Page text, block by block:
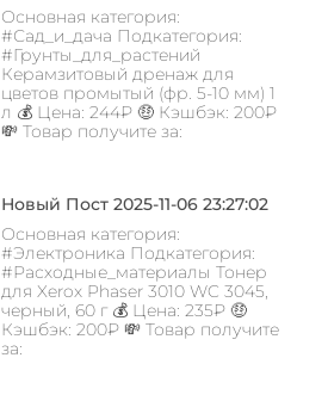
Основная категория:
#Сад_и_дача Подкатегория:
#Грунты_для_растений
Керамзитовый дренаж для
цветов промытый (фр. 5-10 мм) 1
л 💰 Цена: 244₽ 🤑 Кэшбэк: 200₽
💸 Товар получите за:
Новый Пост 2025-11-06 23:27:02
Основная категория:
#Электроника Подкатегория:
#Расходные_материалы Тонер
для Xerox Phaser 3010 WC 3045,
черный, 60 г 💰 Цена: 235₽ 🤑
Кэшбэк: 200₽ 💸 Товар получите
за: